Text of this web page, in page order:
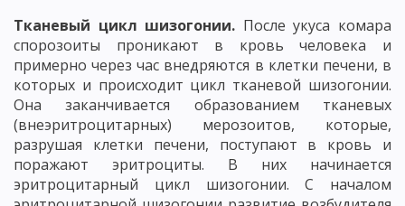
Тканевый цикл шизогонии. После укуса комара
спорозоиты проникают в кровь человека и
примерно через час внедряются в клетки печени, в
которых и происходит цикл тканевой шизогонии.
Она заканчивается образованием тканевых
(внеэритроцитарных) мерозоитов, которые,
разрушая клетки печени, поступают в кровь и
поражают эритроциты. В них начинается
эритроцитарный цикл шизогонии. С началом